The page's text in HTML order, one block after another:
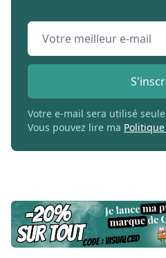
Email address
Votre e-mail sera utilisé
Vous pouvez lire ma